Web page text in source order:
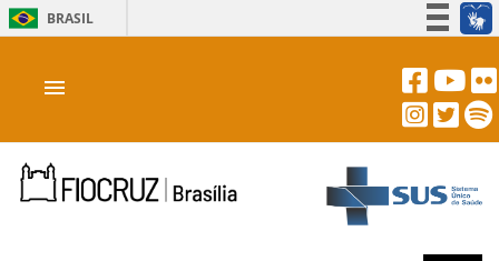
BRASIL
Acesso à informação
Canais
menu